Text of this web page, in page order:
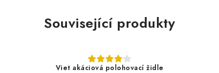
Související produkty
Viet akáciová polohovací židle